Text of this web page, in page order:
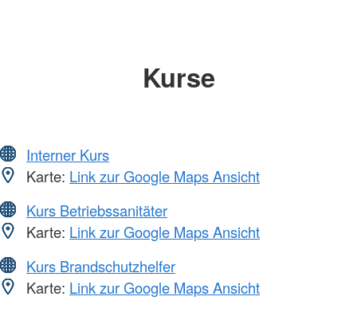
Kurse
Interner Kurs
Karte: Link zur Google Maps Ansicht
Kurs Betriebssanitäter
Karte: Link zur Google Maps Ansicht
Kurs Brandschutzhelfer
Karte: Link zur Google Maps Ansicht